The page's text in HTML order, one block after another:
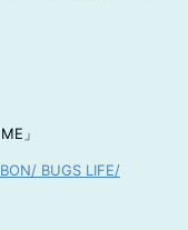
」
BUGS LIFE/